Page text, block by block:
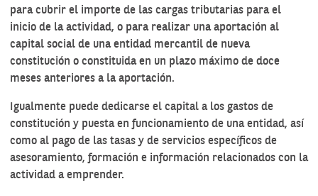
para cubrir el importe de las cargas tributarias para el
inicio de la actividad, o para realizar una aportación al
capital social de una entidad mercantil de nueva
constitución o constituida en un plazo máximo de doce
meses anteriores a la aportación.
Igualmente puede dedicarse el capital a los gastos de
constitución y puesta en funcionamiento de una entidad, así
como al pago de las tasas y de servicios específicos de
asesoramiento, formación e información relacionados con la
actividad a emprender.